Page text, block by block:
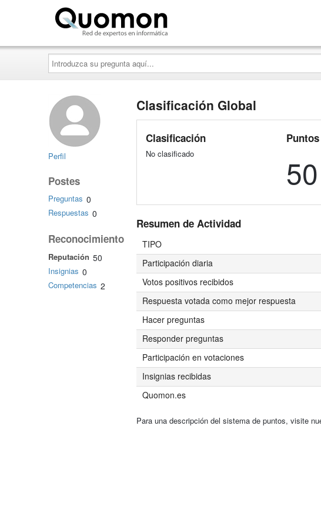
Introduzca
su
pregunta
aquí...
Perfil
Postes
Preguntas 0
Respuestas 0
Reconocimiento
Reputación 50
Insignias 0
Competencias 2
Clasificación Global
Clasificación
No clasificado 50
Resumen de Actividad
TIPO
Participación diaria
Votos positivos recibidos
Respuesta votada como mejor respuesta
Hacer preguntas
Responder preguntas
Participación en votaciones
Insignias recibidas
Quomon.es
Para una descripción del sistema de puntos, visite